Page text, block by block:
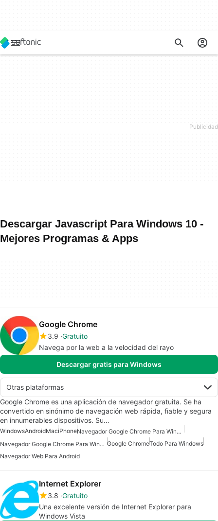
Descargar Javascript Para Windows 10 -
Mejores Programas & Apps
Google Chrome
3.9 Gratuito
Navega por la web a la velocidad del rayo
Descargar gratis para Windows
Otras plataformas
Google Chrome es una aplicación de navegador gratuita. Se ha
convertido en sinónimo de navegación web rápida, fiable y segura
en innumerables dispositivos. Su…
WindowsAndroidMaciPhone
Navegador Google Chrome Para Windows 10
Navegador Google Chrome Para Windows 7 Google ChromeTodo Para Windows
Navegador Web Para Android
Internet Explorer
3.8 Gratuito
Una excelente versión de Internet Explorer para
Windows Vista